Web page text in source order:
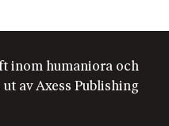
inom humaniora och
av Axess Publishing